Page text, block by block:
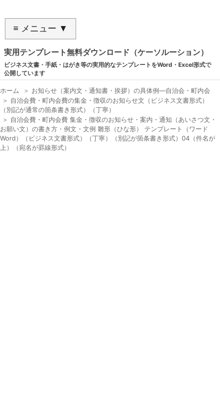
≡ メニュー ▼
実用テンプレート無料ダウンロード（ケーソルーション）
ビジネス文書・手紙・はがき等の実用的なテンプレートをWord・Excel形式で
公開しています
ホーム ＞ お知らせ（案内文・通知書・挨拶）の具体例―自治会・町内会
＞ 自治会費・町内会費の集金・徴収のお知らせ文（ビジネス文書形式）
（別記が通常の箇条書き形式）（丁寧）
＞ 自治会費・町内会費 集金・徴収のお知らせ・案内・通知（あいさつ文・
お願い文）の書き方・例文・文例 雛形（ひな形） テンプレート（ワード
Word）（ビジネス文書形式）（丁寧）（別記が箇条書き形式）04（件名が
上）（宛名が罫線形式）